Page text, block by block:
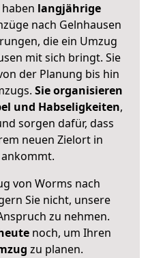
langjährige
nach Gelnhausen
die ein Umzug
mit sich bringt. Sie
der Planung bis hin
Sie organisieren
und Habseligkeiten,
sorgen dafür, dass
neuen Zielort in
von Worms nach
Sie nicht, unsere
zu nehmen.
noch, um Ihren
zu planen.